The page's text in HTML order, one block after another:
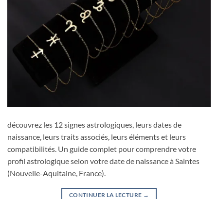
découvrez les 12 signes astrologiques, leurs dates de
naissance, leurs traits associés, leurs éléments et leurs
compatibilités. Un guide complet pour comprendre votre
profil astrologique selon votre date de naissance à Saintes
(Nouvelle-Aquitaine, France).
CONTINUER LA LECTURE →